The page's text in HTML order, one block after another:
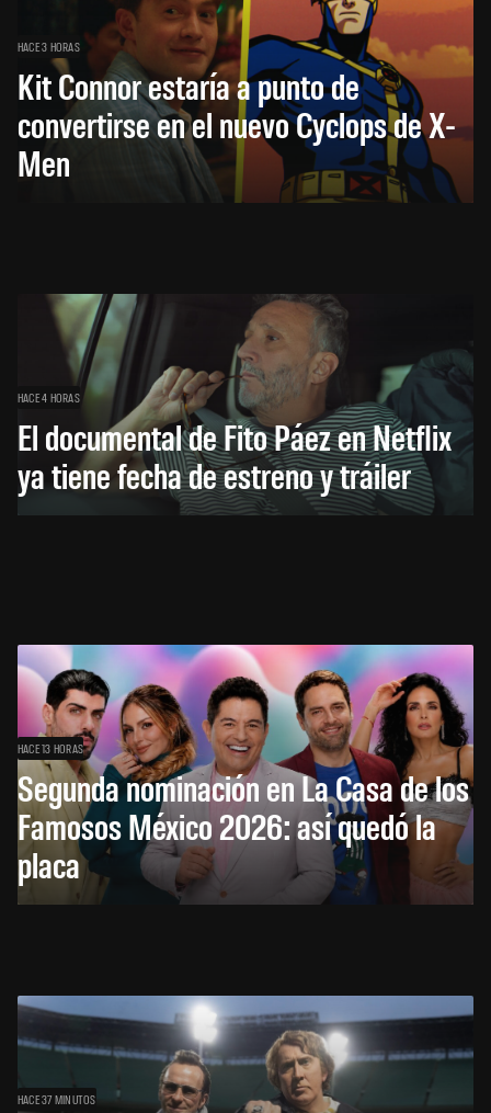
HACE 3 HORAS
Kit Connor estaría a punto de
convertirse en el nuevo Cyclops de X-
Men
HACE 4 HORAS
El documental de Fito Páez en Netflix
ya tiene fecha de estreno y tráiler
HACE 13 HORAS
Segunda nominación en La Casa de los
Famosos México 2026: así quedó la
placa
HACE 37 MINUTOS